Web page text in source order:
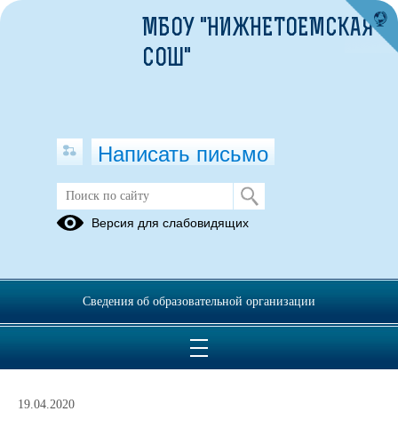
Внимание! Мошенники!
брошюры от
Центрального
19.04.2020
МБОУ "НИЖНЕТОЕМСКАЯ
СОШ"
Написать письмо
Версия для слабовидящих
Сведения об образовательной организации